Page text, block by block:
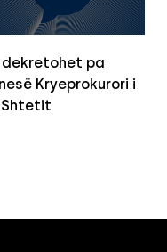
dekretohet pa
Kryeprokurori i
Shtetit